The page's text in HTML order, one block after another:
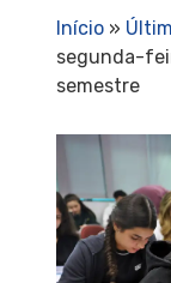
Início»
segunda-
semestre